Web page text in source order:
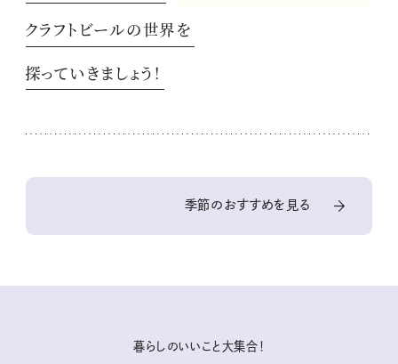
クラフトビールの世界を
探っていきましょう！
季節のおすすめを見る
暮らしのいいこと大集合！